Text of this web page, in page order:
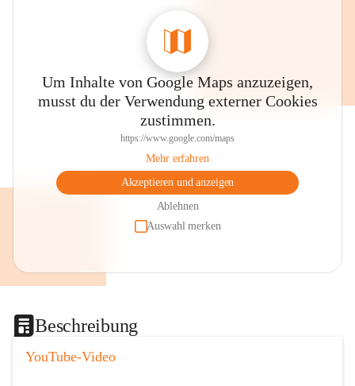
Um Inhalte von Google Maps anzuzeigen,
musst du der Verwendung externer Cookies
zustimmen.
https://www.google.com/maps
Mehr erfahren
Akzeptieren und anzeigen
Ablehnen
Auswahl merken
Beschreibung
YouTube-Video